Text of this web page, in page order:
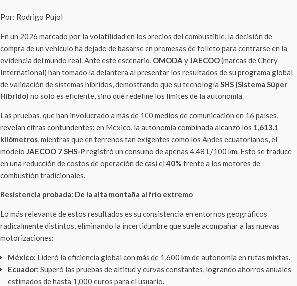
Por: Rodrigo Pujol
En un 2026 marcado por la volatilidad en los precios del combustible, la decisión de
compra de un vehículo ha dejado de basarse en promesas de folleto para centrarse en la
evidencia del mundo real. Ante este escenario, OMODA yJAECOO(marcas de Chery
International) han tomado la delantera al presentar los resultados de su programa global
de validación de sistemas híbridos, demostrando que su tecnología SHS (Sistema Súper
Híbrido) no solo es eficiente, sino que redefine los límites de la autonomía.
Las pruebas, que han involucrado a más de 100 medios de comunicación en 16 países,
revelan cifras contundentes: en México, la autonomía combinada alcanzó los 1,613.1
kilómetros, mientras que en terrenos tan exigentes como los Andes ecuatorianos, el
modelo JAECOO 7 SHS-Pregistró un consumo de apenas 4.48 L/100 km. Esto se traduce
en una reducción de costos de operación de casi el40% frente a los motores de
combustión tradicionales.
Resistencia probada: De la alta montaña al frío extremo
Lo más relevante de estos resultados es su consistencia en entornos geográficos
radicalmente distintos, eliminando la incertidumbre que suele acompañar a las nuevas
motorizaciones:
México: Lideró la eficiencia global con más de 1,600 km de autonomía en rutas mixtas.
Ecuador: Superó las pruebas de altitud y curvas constantes, logrando ahorros anuales
estimados de hasta 1,000 euros para el usuario.